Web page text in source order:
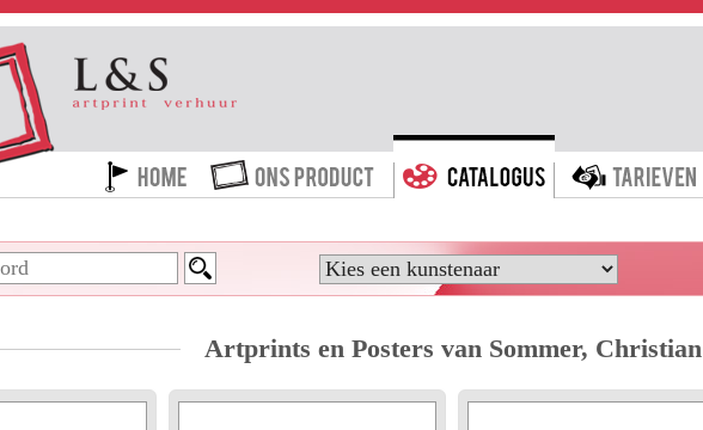
HOME ONS PRODUCT CATALOGUS
Artprints en Posters van Sommer, Christian